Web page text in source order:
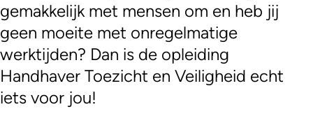
gemakkelijk met mensen om en heb jij
geen moeite met onregelmatige
werktijden? Dan is de opleiding
Handhaver Toezicht en Veiligheid echt
iets voor jou!